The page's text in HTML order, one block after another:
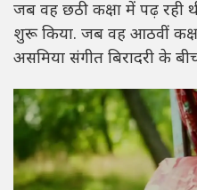
जब वह छठी कक्षा में पढ़ रही
शुरू किया. जब वह आठवीं
असमिया संगीत बिरादरी के